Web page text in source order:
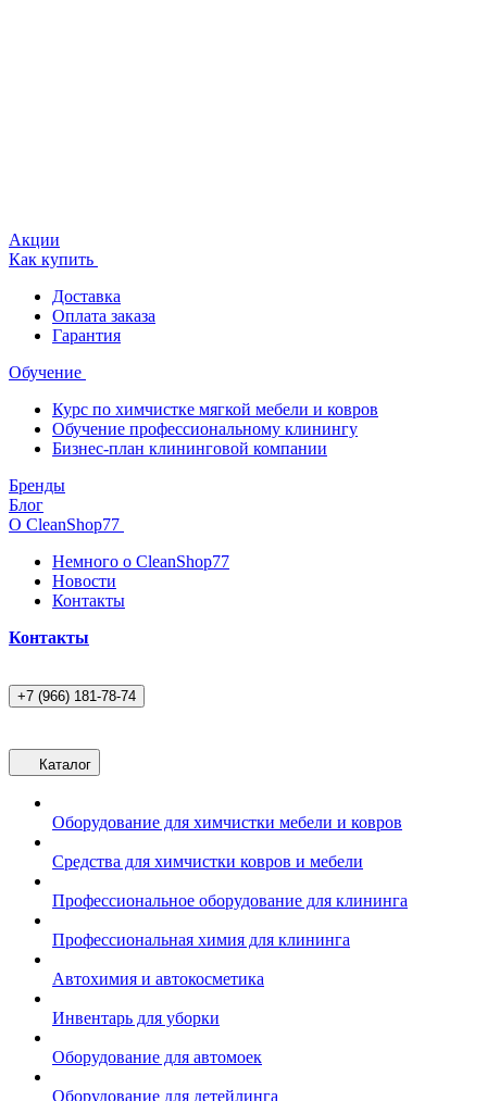
Акции
Как купить
Доставка
Оплата заказа
Гарантия
Обучение
Курс по химчистке мягкой мебели и ковров
Обучение профессиональному клинингу
Бизнес-план клининговой компании
Бренды
Блог
О CleanShop77
Немного о CleanShop77
Новости
Контакты
Контакты
+7 (966) 181-78-74
Каталог
Оборудование для химчистки мебели и ковров
Средства для химчистки ковров и мебели
Профессиональное оборудование для клининга
Профессиональная химия для клининга
Автохимия и автокосметика
Инвентарь для уборки
Оборудование для автомоек
Оборудование для детейлинга